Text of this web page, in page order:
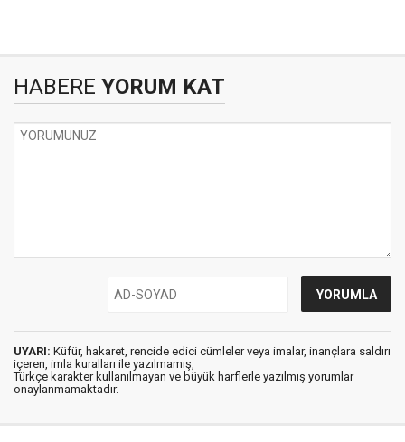
HABERE YORUM KAT
UYARI: Küfür, hakaret, rencide edici cümleler veya imalar, inançlara saldırı
içeren, imla kuralları ile yazılmamış,
Türkçe karakter kullanılmayan ve büyük harflerle yazılmış yorumlar
onaylanmamaktadır.